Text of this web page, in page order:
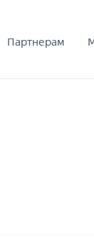
Партнерам